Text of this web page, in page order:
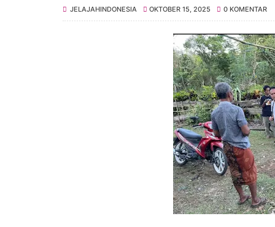
JELAJAHINDONESIA OKTOBER 15, 2025 0 KOMENTAR